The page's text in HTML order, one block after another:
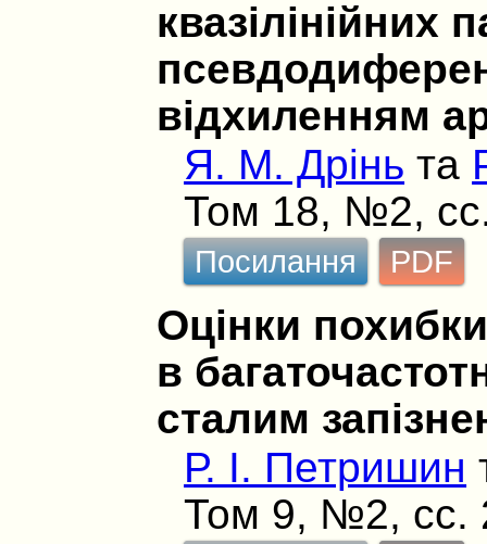
квазілінійних
відхиленням
Я. М. Дрінь та
Том 18, №2,
Посилання PDF
Оцінки
в
сталим
Р. І. Петришин
Том 9, №2, сс.